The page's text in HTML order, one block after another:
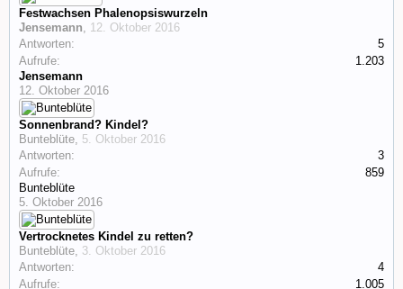
Festwachsen Phalenopsiswurzeln
Jensemann, 12. Oktober 2016
Antworten:
5
Aufrufe:
1.203
Jensemann
12. Oktober 2016
Sonnenbrand? Kindel?
Bunteblüte, 5. Oktober 2016
Antworten:
3
Aufrufe:
859
Bunteblüte
5. Oktober 2016
Vertrocknetes Kindel zu retten?
Bunteblüte, 3. Oktober 2016
Antworten:
4
Aufrufe:
1.005